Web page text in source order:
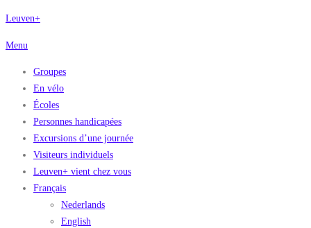
Aller
contenu
Leuven+
Menu
Groupes
En vélo
Écoles
Personnes handicapées
Excursions d’une journée
Visiteurs individuels
Leuven+ vient chez vous
Français
Nederlands
English